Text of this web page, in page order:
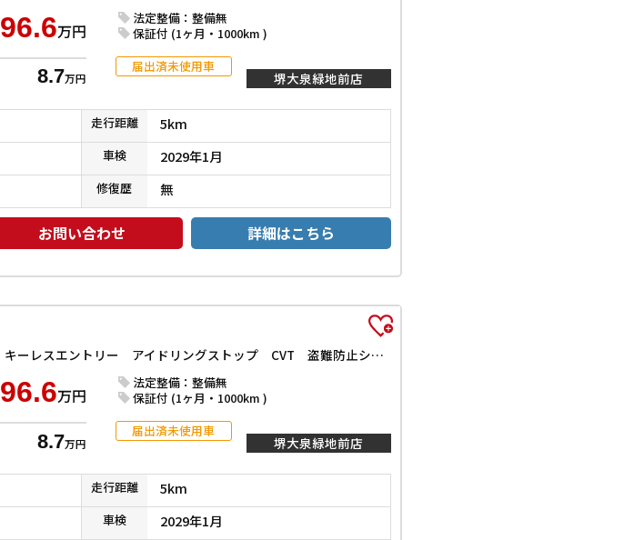
96.6万円
8.7万円
法定整備：整備無
保証付 (1ヶ月・1000km )
届出済未使用車
堺大泉緑地前店
走行距離 5km
車検 2029年1月
修復歴 無
お問い合わせ 詳細はこちら
L SAIII 届出済未使用車 クリアランスソナー 衝突被害軽減システム オートマチックハイビーム キーレスエントリー アイドリングストップ CVT 盗難防止システム 衝突安全ボディ エアコン パワーステアリング
96.6万円
8.7万円
法定整備：整備無
保証付 (1ヶ月・1000km )
届出済未使用車
堺大泉緑地前店
走行距離 5km
車検 2029年1月